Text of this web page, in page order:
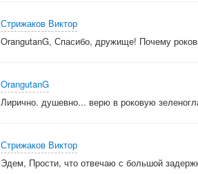
Стрижаков Виктор
OrangutanG, Спасибо, дружище! Почему
OrangutanG
Лирично. душевно... верю в роковую
Стрижаков Виктор
Эдем, Прости, что отвечаю с большой